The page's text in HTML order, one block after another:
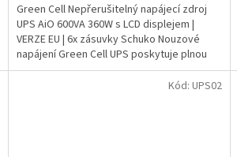
Green Cell Nepřerušitelný napájecí zdroj
UPS AiO 600VA 360W s LCD displejem |
VERZE EU | 6x zásuvky Schuko Nouzové
napájení Green Cell UPS poskytuje plnou
ochranu pro jakékoli...
Kód: UPS02